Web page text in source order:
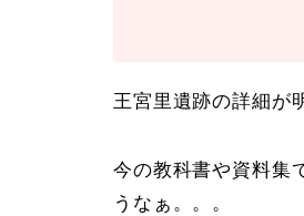
王宮里遺跡の詳細が
今の教科書や資料集
うなぁ。。。